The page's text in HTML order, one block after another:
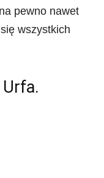
pewno nawet
wszystkich